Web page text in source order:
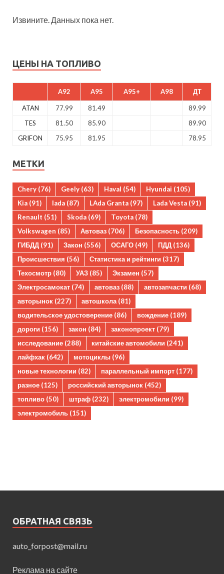
Извините. Данных пока нет.
ЦЕНЫ НА ТОПЛИВО
A92 A95 A95+ A98 ДТ
ATAN 77.99 81.49
89.99
TES
81.50 85.90
89.90
GRIFON
75.95 81.95 78.95
МЕТКИ
Chery (76) Geely (63) Haval (54) Hyundai (105)
Kia (91) lada (87) LAda Granta (97) Lada Vesta (91)
Renault (51) Skoda (69) Toyota (78)
Volkswagen (85) Автоваз (706) Безопасность (209)
ГИБДД (91) Закон (556) ОСАГО (49) ПДД (136)
Происшествия (56) Статистика и рейтинги (317)
Техосмотр (80) УАЗ (85) Экзамен (57)
Электросамокат (74) автоваз (88) автозапчасти (68)
авторынок (227) автошкола(81)
водительское удостоверение (86) вождение (189)
дороги (156) закон (84) законопроект (79)
исследование (288) китайские автомобили (241)
лайфхак (642) мотоциклы (96)
новые технологии (82) параллельный импорт (177)
разное (125) российский авторынок (452)
топливо (50) штраф (232) электромобили (99)
электромобиль (151)
ОБРАТНАЯ СВЯЗЬ
auto_forpost@mail.ru
Реклама на сайте